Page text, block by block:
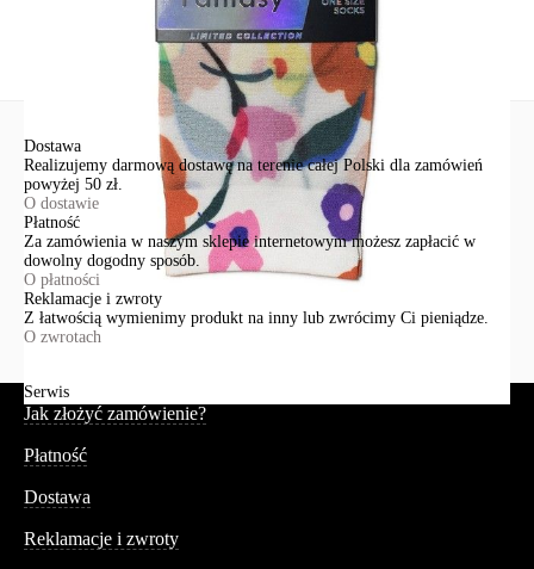
Dostawa
Realizujemy darmową dostawę na terenie całej Polski dla zamówień
powyżej 50 zł.
O dostawie
Płatność
Za zamówienia w naszym sklepie internetowym możesz zapłacić w
dowolny dogodny sposób.
O płatności
Reklamacje i zwroty
Z łatwością wymienimy produkt na inny lub zwrócimy Ci pieniądze.
O zwrotach
Serwis
Jak złożyć zamówienie?
Płatność
Dostawa
Reklamacje i zwroty